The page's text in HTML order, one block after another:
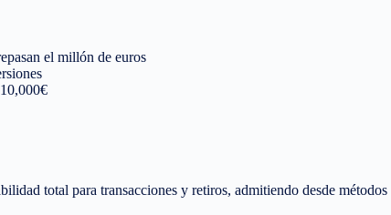
el millón de euros
total para transacciones y retiros, admitiendo desde métodos